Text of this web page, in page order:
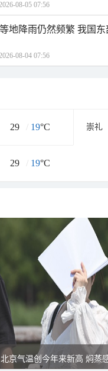
08-05 07:56
地降雨仍然频繁 我国
08-04 07:56
29 / 19°C 崇礼
29 / 19°C
北京气温创今年来新高 焖蒸